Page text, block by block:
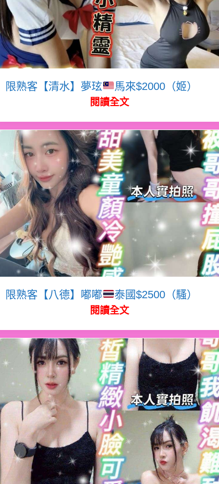
限熟客【清水】夢玹 馬來$2000（姬）
閱讀全文
限熟客【八德】嘟嘟 泰國$2500（騷）
閱讀全文